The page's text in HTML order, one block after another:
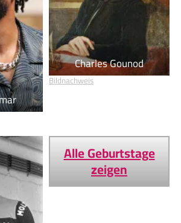
Charles Gounod
Bildnachweis
Alle Geburtstage
zeigen